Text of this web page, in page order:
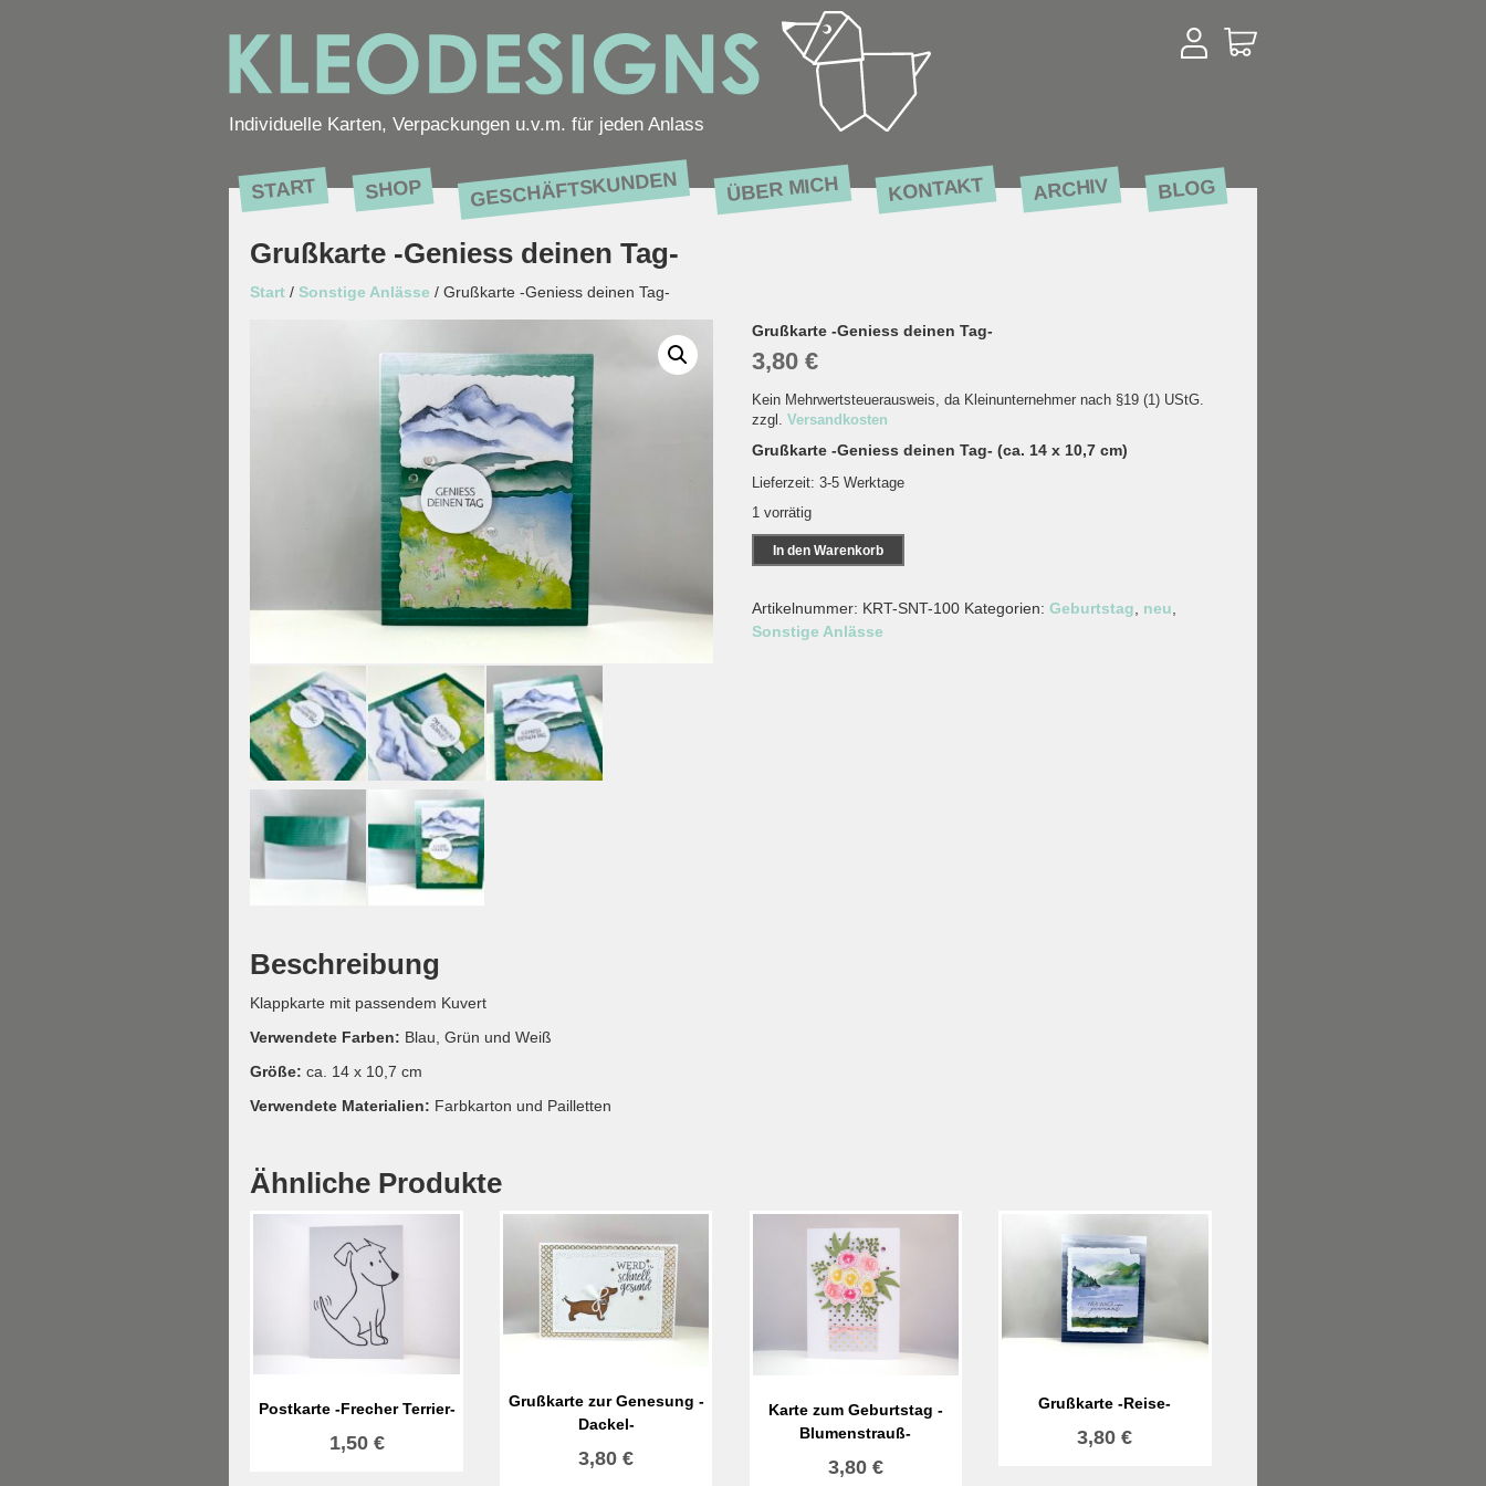
Individuelle Karten, Verpackungen u.v.m. für jeden Anlass
START SHOP GESCHÄFTSKUNDEN ÜBER MICH KONTAKT ARCHIV BLOG
Grußkarte -Geniess deinen Tag-
Start /Sonstige Anlässe / Grußkarte -Geniess deinen Tag-
Grußkarte -Geniess deinen Tag-
3,80€
Kein Mehrwertsteuerausweis, da Kleinunternehmer nach §19 (1) UStG.
zzgl.Versandkosten
Grußkarte -Geniess deinen Tag- (ca. 14 x 10,7 cm)
Lieferzeit:3-5 Werktage
1 vorrätig
Grußkarte
-
deinen
Tag-
In den Warenkorb
Artikelnummer: KRT-SNT-100 Kategorien:Geburtstag neu
Sonstige Anlässe
Beschreibung
Klappkarte mit passendem Kuvert
Verwendete Farben: Blau, Grün und Weiß
Größe: ca. 14 x 10,7 cm
Verwendete Materialien: Farbkarton und Pailletten
Ähnliche Produkte
Postkarte -Frecher Terrier-
1,50 €
Grußkarte zur Genesung -
Dackel-
3,80€
Karte zum Geburtstag -
Blumenstrauß-
3,80 €
Grußkarte -Reise-
3,80€